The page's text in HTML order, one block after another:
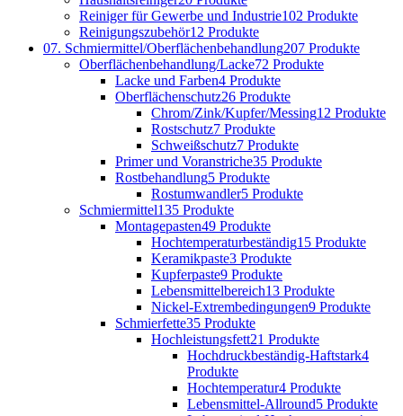
Reiniger für Gewerbe und Industrie102 Produkte
Reinigungszubehör12 Produkte
07. Schmiermittel/Oberflächenbehandlung207 Produkte
Oberflächenbehandlung/Lacke72 Produkte
Lacke und Farben4 Produkte
Oberflächenschutz26 Produkte
Chrom/Zink/Kupfer/Messing12 Produkte
Rostschutz7 Produkte
Schweißschutz7 Produkte
Primer und Voranstriche35 Produkte
Rostbehandlung5 Produkte
Rostumwandler5 Produkte
Schmiermittel135 Produkte
Montagepasten49 Produkte
Hochtemperaturbeständig15 Produkte
Keramikpaste3 Produkte
Kupferpaste9 Produkte
Lebensmittelbereich13 Produkte
Nickel-Extrembedingungen9 Produkte
Schmierfette35 Produkte
Hochleistungsfett21 Produkte
Hochdruckbeständig-Haftstark4
Produkte
Hochtemperatur4 Produkte
Lebensmittel-Allround5 Produkte